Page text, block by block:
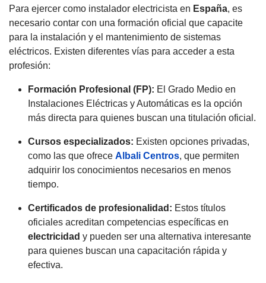
Para ejercer como instalador electricista en España, es
necesario contar con una formación oficial que capacite
para la instalación y el mantenimiento de sistemas
eléctricos. Existen diferentes vías para acceder a esta
profesión:
Formación Profesional (FP): El Grado Medio en
Instalaciones Eléctricas y Automáticas es la opción
más directa para quienes buscan una titulación oficial.
Cursos especializados: Existen opciones privadas,
como las que ofrece Albali Centros, que permiten
adquirir los conocimientos necesarios en menos
tiempo.
Certificados de profesionalidad: Estos títulos
oficiales acreditan competencias específicas en
electricidad y pueden ser una alternativa interesante
para quienes buscan una capacitación rápida y
efectiva.